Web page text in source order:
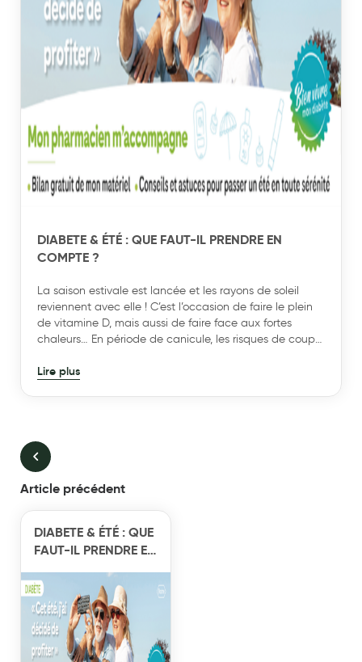
Article précédent
DIABETE & ÉTÉ : QUE
FAUT-IL PRENDRE EN
DIABETE & ÉTÉ : QUE FAUT-IL PRENDRE EN
COMPTE ?
La saison estivale est lancée et les rayons de soleil
reviennent avec elle ! C’est l’occasion de faire le plein
de vitamine D, mais aussi de faire face aux fortes
chaleurs… En période de canicule, les risques de coup
déshydratation peuvent avoir un impact sur l’équilibre
Lire plus